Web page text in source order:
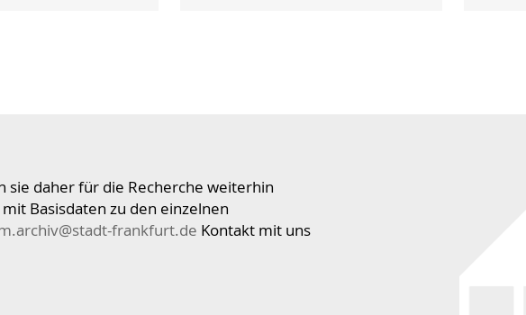
sie daher für die Recherche weiterhin
Basisdaten zu den einzelnen
frankfurt.de Kontakt mit uns